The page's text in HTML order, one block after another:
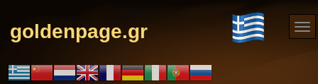
goldenpage.gr